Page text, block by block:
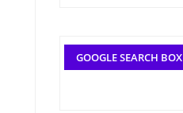
GOOGLE SEARCH BOX